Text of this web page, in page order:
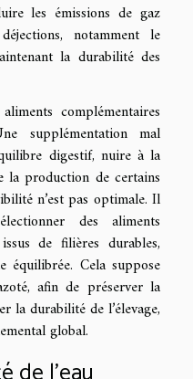
les émissions de gaz
notamment le
la durabilité des
complémentaires
supplémentation mal
digestif, nuire à la
la production de certains
n’est pas optimale. Il
des aliments
de filières durables,
Cela suppose
afin de préserver la
la durabilité de l’élevage,
global.